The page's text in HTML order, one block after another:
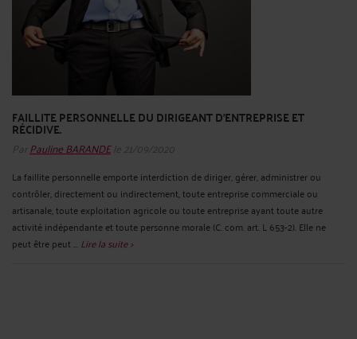
FAILLITE PERSONNELLE DU DIRIGEANT D’ENTREPRISE ET
RÉCIDIVE.
Par Pauline BARANDEle 21/09/2020
La faillite personnelle emporte interdiction de diriger, gérer, administrer ou
contrôler, directement ou indirectement, toute entreprise commerciale ou
artisanale, toute exploitation agricole ou toute entreprise ayant toute autre
activité indépendante et toute personne morale (C. com. art. L 653-2). Elle ne
peut être peut ... Lire la suite >